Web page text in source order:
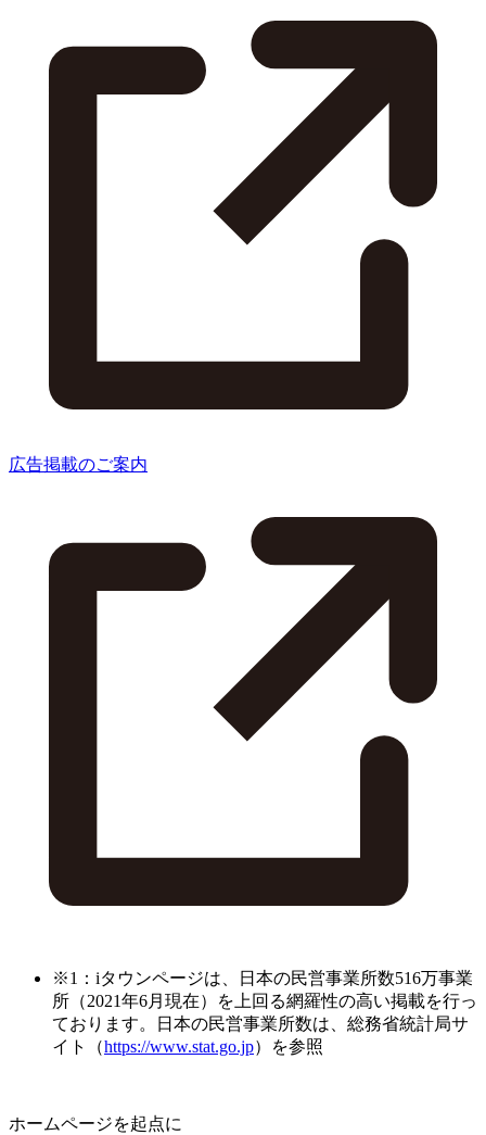
広告掲載のご案内
※1：iタウンページは、日本の民営事業所数516万事業
所（2021年6月現在）を上回る網羅性の高い掲載を行っ
ております。日本の民営事業所数は、総務省統計局サ
イト（https://www.stat.go.jp）を参照
ホームページを起点に